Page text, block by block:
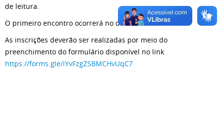
de leitura.
O primeiro encontro ocorrerá no dia 26/04/2021 às 16h
As inscrições deverão ser realizadas por meio do
preenchimento do formulário disponível no link
https://forms.gle/iYvFzgZSBMCHvUqC7